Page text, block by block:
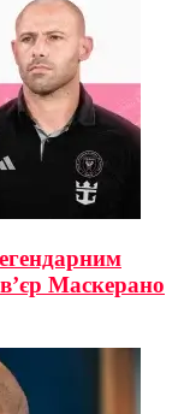
Маскерано